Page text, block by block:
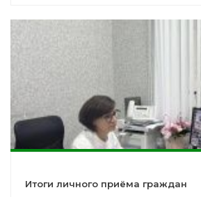
Итоги личного приёма граждан